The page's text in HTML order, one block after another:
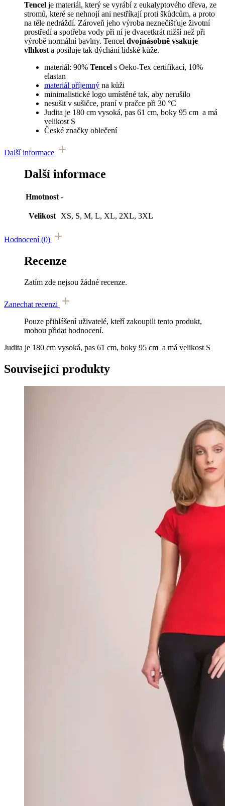
Tencel je materiál, který se vyrábí z eukalyptového dřeva, ze
stromů, které se nehnojí ani nestříkají proti škůdcům, a proto
na těle nedráždí. Zároveň jeho výroba neznečišťuje životní
prostředí a spotřeba vody při ní je dvacetkrát nižší než při
výrobě normální bavlny. Tencel dvojnásobně vsakuje
vlhkost a posiluje tak dýchání lidské kůže.
materiál: 90% Tencel s Oeko-Tex certifikací, 10%
elastan
materiál příjemný na kůži
minimalistické logo umístěné tak, aby nerušilo
nesušit v sušičce, praní v pračce při 30 °C
Judita je 180 cm vysoká, pas 61 cm, boky 95 cm a má
velikost S
České značky oblečení
Další informace
Další informace
Hmotnost -
Velikost XS, S, M, L, XL, 2XL, 3XL
Hodnocení (0)
Recenze
Zatím zde nejsou žádné recenze.
Zanechat recenzi
Pouze přihlášení uživatelé, kteří zakoupili tento produkt,
mohou přidat hodnocení.
Judita je 180 cm vysoká, pas 61 cm, boky 95 cm a má velikost S
Související produkty